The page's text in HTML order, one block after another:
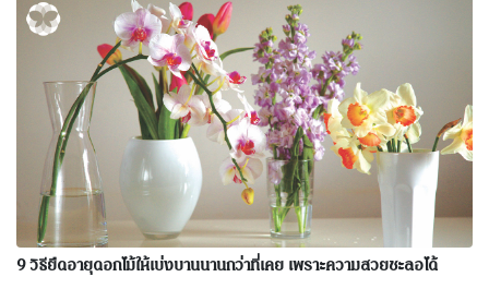
9 วิธียืดอายุดอกไม้ให้เบ่งบานนานกว่าที่เคย เพราะความสวยชะลอได้